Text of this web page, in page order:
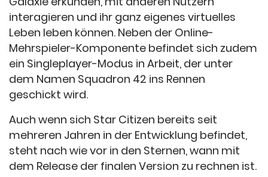
interagieren und ihr ganz eigenes virtuelles
Leben leben können. Neben der Online-
Mehrspieler-Komponente befindet sich zudem
ein Singleplayer-Modus in Arbeit, der unter
dem Namen Squadron 42 ins Rennen
geschickt wird.
Auch wenn sich Star Citizen bereits seit
mehreren Jahren in der Entwicklung befindet,
steht nach wie vor in den Sternen, wann mit
dem Release der finalen Version zu rechnen ist.